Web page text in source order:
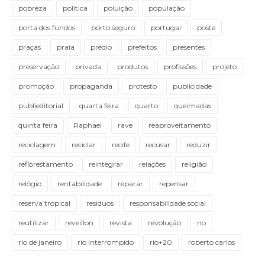
pobreza política poluição população
porta dos fundos porto seguro portugal poste
praças praia prédio prefeitos presentes
preservação privada produtos profissões projeto
promoção propaganda protesto publicidade
publieditorial quarta feira quarto queimadas
quinta feira Raphael rave reaproveitamento
reciclagem reciclar recife recusar reduzir
reflorestamento reintegrar relações religião
relógio rentabilidade reparar repensar
reserva tropical residuos responsabilidade social
reutilizar reveillon revista revolução rio
rio de janeiro rio interrompido rio+20 roberto carlos